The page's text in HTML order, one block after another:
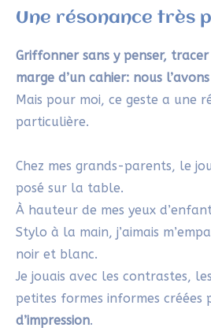
Le motHiramekiest
a été développée par
allemands, Peng & Hu.
l’imaginaire visuel et du
Faut-il savoir dessiner
Hirameki ?
Non, absolument pas. Le
pour celles et ceux qui
pression. Il suffit d’un
d’imagination pour se
formes.